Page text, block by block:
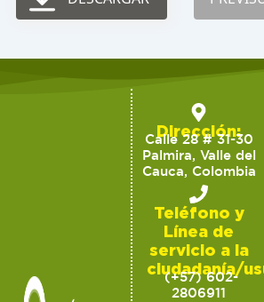
Dirección:
Calle 28 # 31-30
Palmira, Valle del
Cauca, Colombia
Teléfono y
Línea de
servicio a la
ciudadanía/
(+57) 602-
2806911